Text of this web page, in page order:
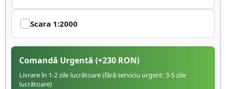
Scara 1:2000
Comandă Urgentă (+230 RON)
Livrare în 1-2 zile lucrătoare (fără serviciu urgent: 3-5 zile
lucrătoare)